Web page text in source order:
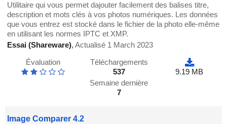
Utilitaire qui vous permet dajouter facilement des balises titre,
description et mots clés à vos photos numériques. Les données
que vous entrez est stocké dans le fichier de la photo elle-même
en utilisant les normes IPTC et XMP.
Essai (Shareware),Actualisé 1 March 2023
Évaluation
Téléchargements
537
Semaine dernière
7
9.19 MB
Image Comparer 4.2